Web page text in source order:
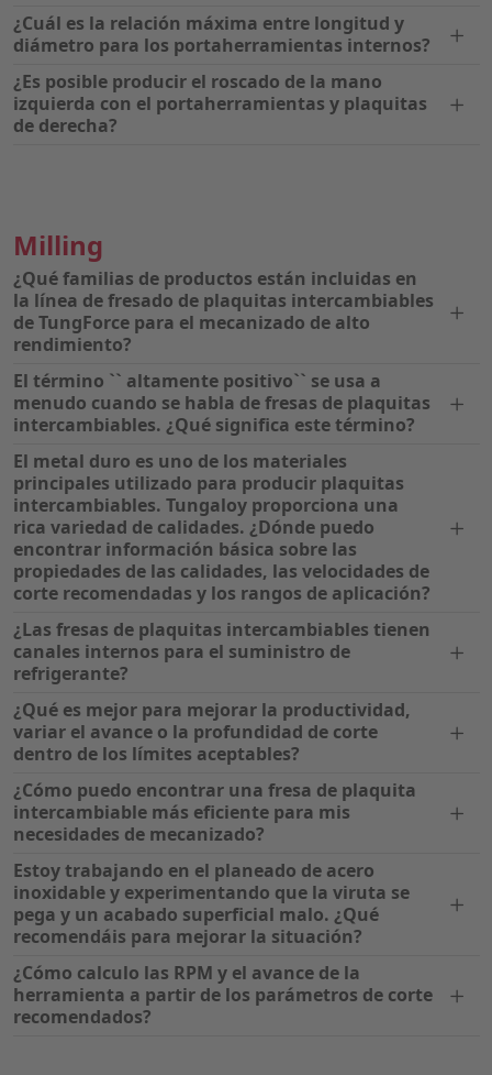
¿Cuál es la relación máxima entre longitud y
diámetro para los portaherramientas internos?
¿Es posible producir el roscado de la mano
izquierda con el portaherramientas y plaquitas
de derecha?
Milling
¿Qué familias de productos están incluidas en
la línea de fresado de plaquitas intercambiables
de TungForce para el mecanizado de alto
rendimiento?
El término `` altamente positivo`` se usa a
menudo cuando se habla de fresas de plaquitas
intercambiables. ¿Qué significa este término?
El metal duro es uno de los materiales
principales utilizado para producir plaquitas
intercambiables. Tungaloy proporciona una
rica variedad de calidades. ¿Dónde puedo
encontrar información básica sobre las
propiedades de las calidades, las velocidades de
corte recomendadas y los rangos de aplicación?
¿Las fresas de plaquitas intercambiables tienen
canales internos para el suministro de
refrigerante?
¿Qué es mejor para mejorar la productividad,
variar el avance o la profundidad de corte
dentro de los límites aceptables?
¿Cómo puedo encontrar una fresa de plaquita
intercambiable más eficiente para mis
necesidades de mecanizado?
Estoy trabajando en el planeado de acero
inoxidable y experimentando que la viruta se
pega y un acabado superficial malo. ¿Qué
recomendáis para mejorar la situación?
¿Cómo calculo las RPM y el avance de la
herramienta a partir de los parámetros de corte
recomendados?